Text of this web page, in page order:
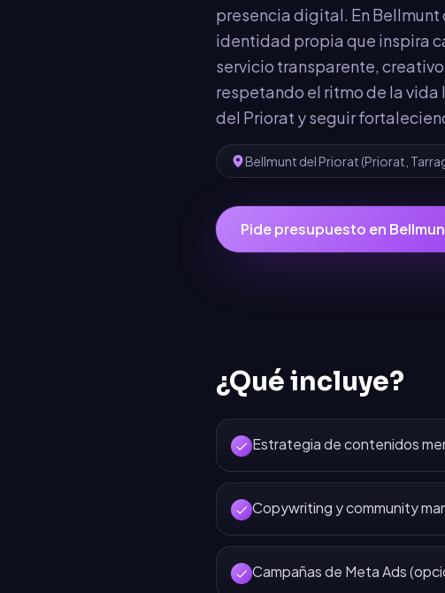
presencia digital. En
identidad propia que inspira
servicio transparente,
respetando el ritmo de la
del Priorat y seguir
Bellmunt del Priorat (Priorat
Pide presupuesto en
¿Qué incluye?
Estrategia de contenidos
Copywriting y community
Campañas de Meta Ads